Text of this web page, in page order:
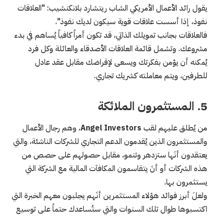
يقول رائد الأعمال الأمريكي الشاب ريتشارد بلانكنشيب: "العلاقات
نفوذ، إذا أسست علاقات قوية سيكون لديك نفوذ".
فالعلاقات بجانب تمويلك الذاتي، قد تكون أمراً كافياً يُساهم في بدء
مشروعك. وتشمل قائمة العلاقات الأصدقاء والعائلة وكل فرد
يُمكنه أن يؤمن بفكرتك ويسعى لإقراضك مقابل عقد عادل
للطرفين، ويتم معاملته كشريك تجاري.
5. المستثمرون الملائكة
من يُطلق عليهم لقب Angel Investors، وهم رجال الأعمال
والمستثمرون الذين يُقدمون الدعم التجاري للشركات الناشئة، والتي
يعتقدون أنَها ستزدهر وتنمو، مقابل حصولهم على حصص من
هذه الشركات أو أنَ يتقاسمون المكافآت المالية مع الشركة التي
يستثمرون بها.
ولعلَ أبرز فوائد هؤلاء المستثمرين أنَهم يجلبون معهم الخبرة التي
اكتسبوها طوال تلك السنوات والتي ستُساعدك حتماً على توسيع